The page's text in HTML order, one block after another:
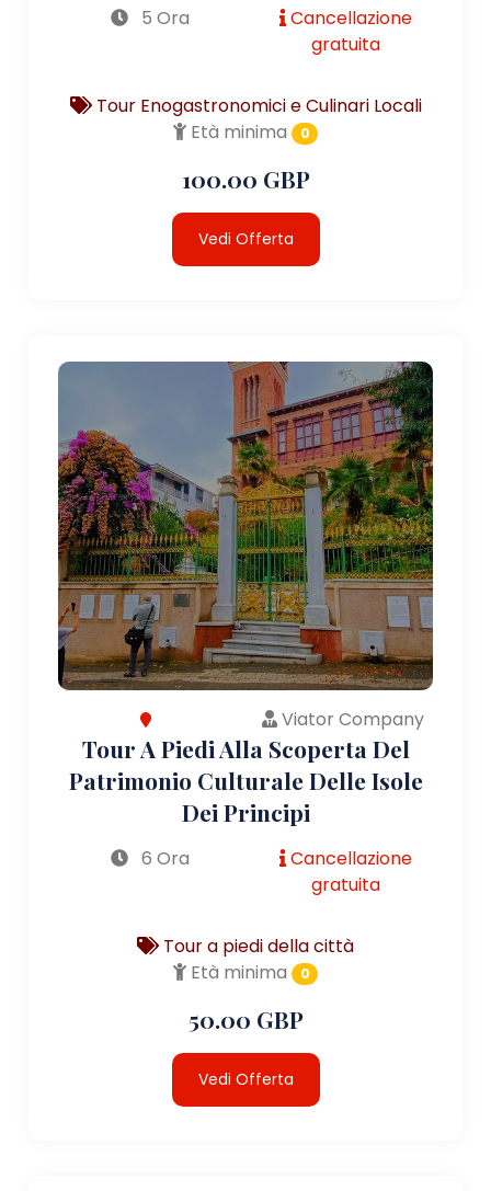
5 Ora
Cancellazione
gratuita
Tour Enogastronomici e Culinari Locali
Età minima
0
100.00 GBP
Vedi Offerta
Viator Company
Tour A Piedi Alla Scoperta Del
Patrimonio Culturale Delle Isole
Dei Principi
6 Ora
Cancellazione
gratuita
Tour a piedi della città
Età minima
0
50.00 GBP
Vedi Offerta